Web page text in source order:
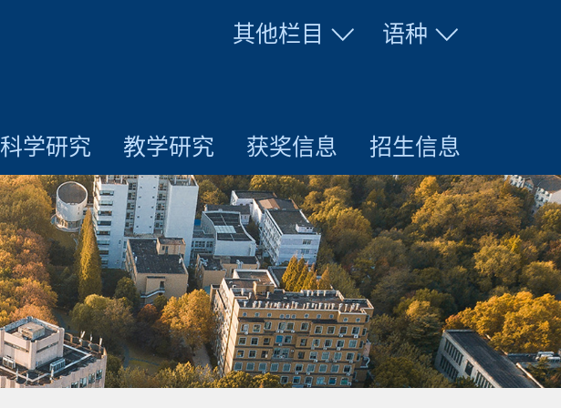
其他栏目 语种
科学研究 教学研究 获奖信息 招生信息